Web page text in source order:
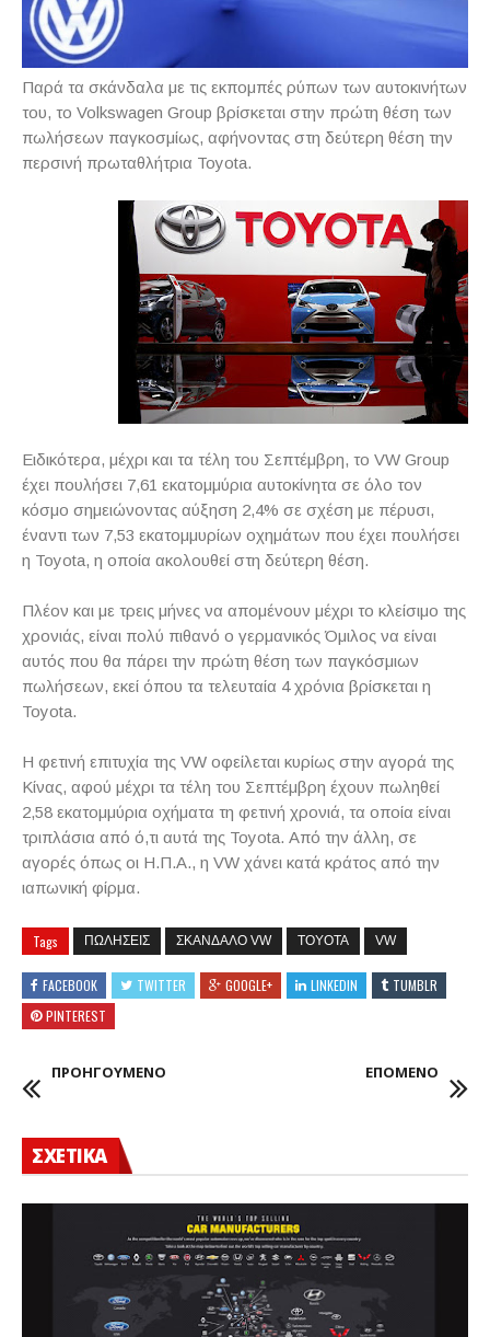
Παρά τα σκάνδαλα με τις εκπομπές ρύπων των αυτοκινήτων
του, το Volkswagen Group βρίσκεται στην πρώτη θέση των
πωλήσεων παγκοσμίως, αφήνοντας στη δεύτερη θέση την
περσινή πρωταθλήτρια Toyota.
Ειδικότερα, μέχρι και τα τέλη του Σεπτέμβρη, το VW Group
έχει πουλήσει 7,61 εκατομμύρια αυτοκίνητα σε όλο τον
κόσμο σημειώνοντας αύξηση 2,4% σε σχέση με πέρυσι,
έναντι των 7,53 εκατομμυρίων οχημάτων που έχει πουλήσει
η Toyota, η οποία ακολουθεί στη δεύτερη θέση.
Πλέον και με τρεις μήνες να απομένουν μέχρι το κλείσιμο της
χρονιάς, είναι πολύ πιθανό ο γερμανικός Όμιλος να είναι
αυτός που θα πάρει την πρώτη θέση των παγκόσμιων
πωλήσεων, εκεί όπου τα τελευταία 4 χρόνια βρίσκεται η
Toyota.
Η φετινή επιτυχία της VW οφείλεται κυρίως στην αγορά της
Κίνας, αφού μέχρι τα τέλη του Σεπτέμβρη έχουν πωληθεί
2,58 εκατομμύρια οχήματα τη φετινή χρονιά, τα οποία είναι
τριπλάσια από ό,τι αυτά της Toyota. Από την άλλη, σε
αγορές όπως οι Η.Π.Α., η VW χάνει κατά κράτος από την
ιαπωνική φίρμα.
Tags ΠΩΛΗΣΕΙΣ ΣΚΑΝΔΑΛΟ VW TOYOTA VW
FACEBOOK TWITTER GOOGLE+ LINKEDIN
TUMBLR
PINTEREST
ΠΡΟΗΓΟΥΜΕΝΟ ΕΠΟΜΕΝΟ
ΣΧΕΤΙΚΑ